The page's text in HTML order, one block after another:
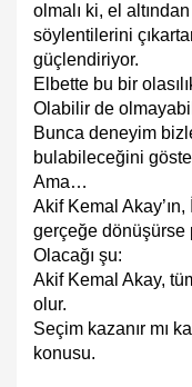
olmalı ki, el
söylentilerini
güçlendiriyor.
Elbette bu bir
Olabilir de
Bunca deneyim
bulabileceğini
Ama…
Akif Kemal
gerçeğe dönüşürse
Olacağı şu:
Akif Kemal Akay,
olur.
Seçim kazanır mı
konusu.